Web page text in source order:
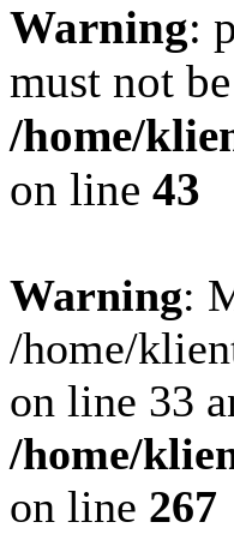
Warning:
must not
/home/
on line 43
Warning:
/home/
on line 33
/home/
on line 267